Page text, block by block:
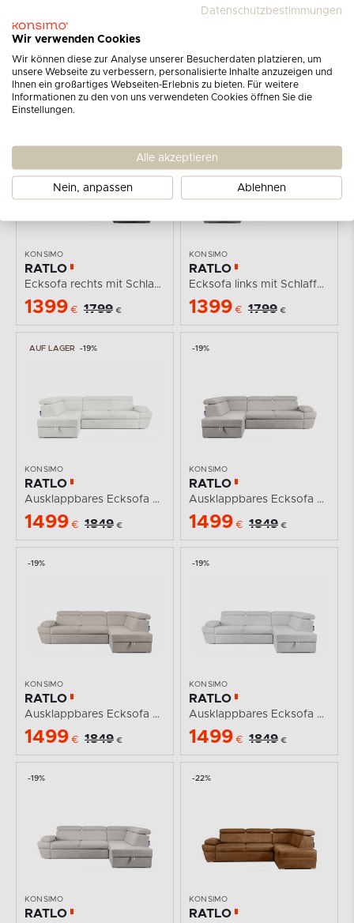
KONSIMO
RATLO
Ecksofa links mit Schlaffunktion in Leder-Optik in...
1399 € 1799 €
RATLO
Ecksofa links mit Schlaffunktion und Bettzeugcontainer...
1399 € 1799 €
KONSIMO
RATLO
Ecksofa rechts mit Schlaffunktion und...
1399 € 1799 €
KONSIMO
RATLO
Ecksofa links mit Schlaffunktion und Bettzeugcontainer...
1399 € 1799 €
AUF LAGER -19%
KONSIMO
RATLO
Ausklappbares Ecksofa mit Bettzeugcontainer creme...
1499 € 1849 €
-19%
KONSIMO
RATLO
Ausklappbares Ecksofa mit Bettzeugcontainer braun...
1499 € 1849 €
-19%
KONSIMO
RATLO
Ausklappbares Ecksofa mit Bettzeugcontainer hellbeige...
1499 € 1849 €
-19%
KONSIMO
RATLO
Ausklappbares Ecksofa mit Bettzeugcontainer grau...
1499 € 1849 €
-19%
KONSIMO
RATLO
-22%
KONSIMO
RATLO
Datenschutzbestimmungen
Wir verwenden Cookies
Wir können diese zur Analyse unserer Besucherdaten platzieren, um
unsere Webseite zu verbessern, personalisierte Inhalte anzuzeigen und
Ihnen ein großartiges Webseiten-Erlebnis zu bieten. Für weitere
Informationen zu den von uns verwendeten Cookies öffnen Sie die
Einstellungen.
Alle akzeptieren
Nein, anpassen Ablehnen